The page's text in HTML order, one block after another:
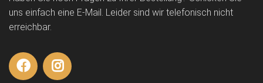
uns einfach eine E-Mail. Leider sind wir telefonisch nicht
erreichbar.